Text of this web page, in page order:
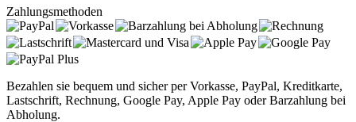
Zahlungsmethoden
Bezahlen sie bequem und sicher per Vorkasse, PayPal, Kreditkarte,
Lastschrift, Rechnung, Google Pay, Apple Pay oder Barzahlung bei
Abholung.